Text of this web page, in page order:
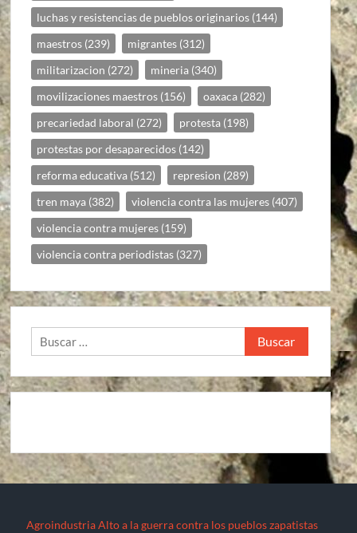
luchas y resistencias de pueblos originarios (144)
maestros (239) migrantes (312)
militarizacion (272) mineria (340)
movilizaciones maestros (156) oaxaca (282)
precariedad laboral (272) protesta (198)
protestas por desaparecidos (142)
reforma educativa (512) represion (289)
tren maya (382) violencia contra las mujeres (407)
violencia contra mujeres (159)
violencia contra periodistas (327)
Buscar:
Agroindustria Alto a la guerra contra los pueblos zapatistas